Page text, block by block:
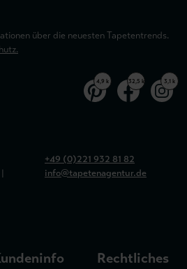
über die neuesten Tapetentrends.
4,9 k 32,5 k 3,1 k
+49 (0)221 932 81 82
info@tapetenagentur.de
Rechtliches